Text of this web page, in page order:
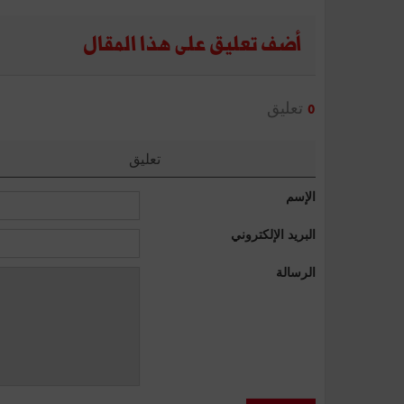
أضف تعليق على هذا المقال
0 تعليق
تعليق
الإسم
البريد الإلكتروني
الرسالة